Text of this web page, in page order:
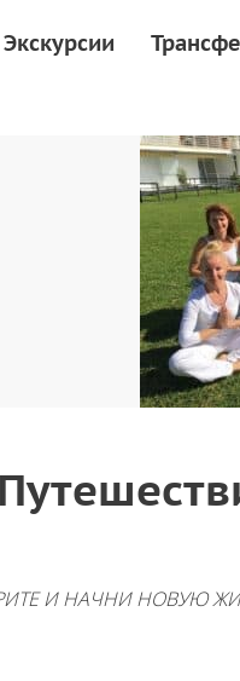
Экскурсии
И НАЧНИ НОВУЮ